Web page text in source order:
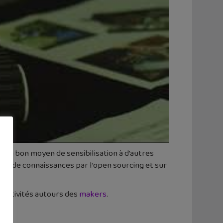
bon moyen de sensibilisation à d’autres
de connaissances par l’open sourcing et sur
autours desmakers.